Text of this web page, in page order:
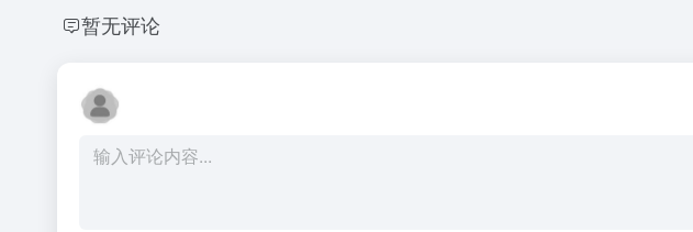
暂无评论